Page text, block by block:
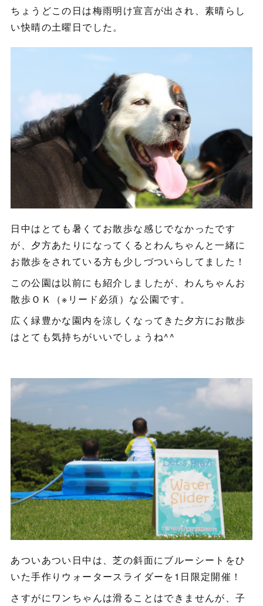
ちょうどこの日は梅雨明け宣言が出され、素晴らし
い快晴の土曜日でした。
日中はとても暑くてお散歩な感じでなかったです
が、夕方あたりになってくるとわんちゃんと一緒に
お散歩をされている方も少しづついらしてました！
この公園は以前にも紹介しましたが、わんちゃんお
散歩ＯＫ（※リード必須）な公園です。
広く緑豊かな園内を涼しくなってきた夕方にお散歩
はとても気持ちがいいでしょうね^^
あついあつい日中は、芝の斜面にブルーシートをひ
いた手作りウォータースライダーを1日限定開催！
さすがにワンちゃんは滑ることはできませんが、子